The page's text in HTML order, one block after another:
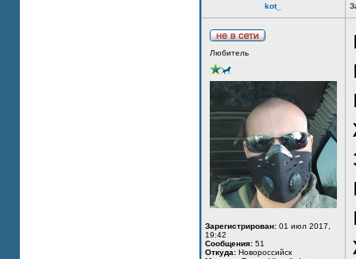
kot_
Любитель
Зарегистрирован: 01 июл 2017,
19:42
Сообщения: 51
Откуда: Новороссийск